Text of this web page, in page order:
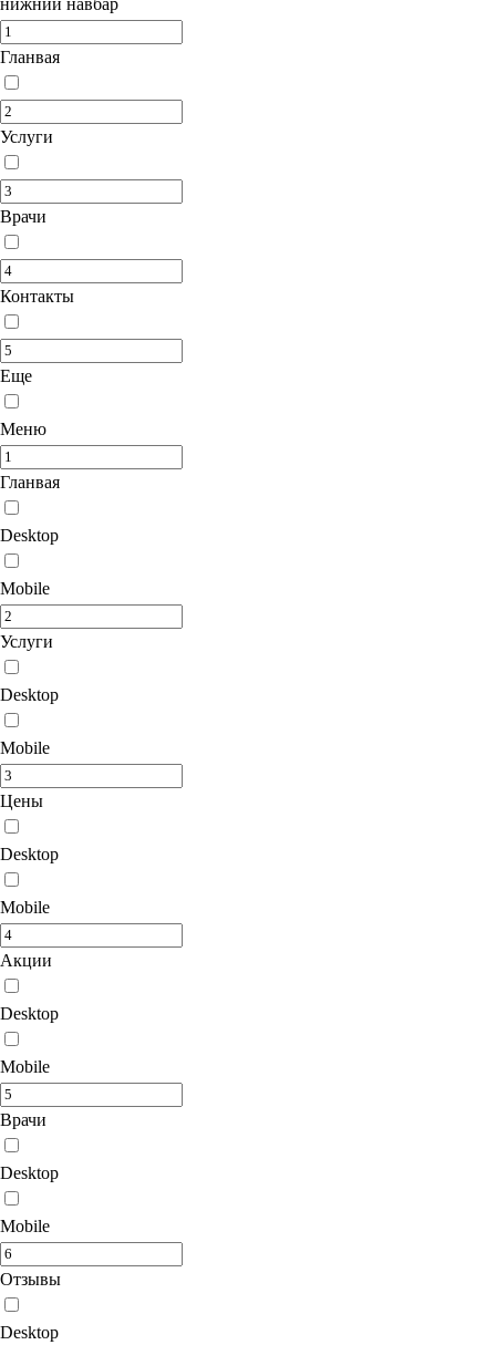
нижний навбар
Гланвая
Услуги
Врачи
Контакты
Еще
Меню
Гланвая
Desktop
Mobile
Услуги
Desktop
Mobile
Цены
Desktop
Mobile
Акции
Desktop
Mobile
Врачи
Desktop
Mobile
Отзывы
Desktop